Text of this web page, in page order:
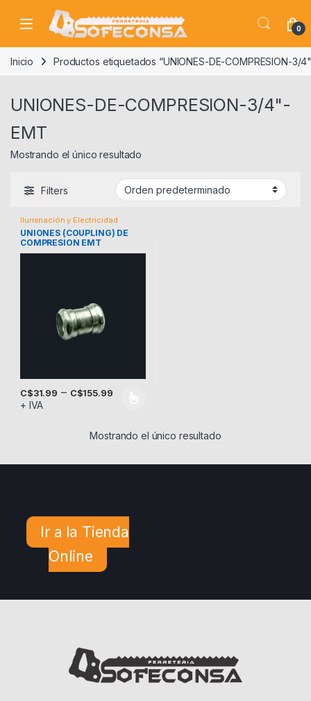
Skip to navigation
Skip to content
0
Inicio Productos etiquetados “UNIONES-DE-COMPRESION-3/
UNIONES-DE-COMPRESION-3/4"-
EMT
Mostrando el único resultado
Filters
Iluminación y Electricidad
UNIONES (COUPLING) DE
COMPRESION EMT
C$31.99 – C$155.99
+ IVA
Este producto tiene múltiples variantes. Las opciones se
Mostrando el único resultado
Ir a la Tienda
Online